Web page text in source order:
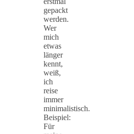
gepackt
werden.
Wer
mich
etwas
länger
kennt,
weiß,
ich
reise
immer
minimalistisch.
Beispiel:
Für